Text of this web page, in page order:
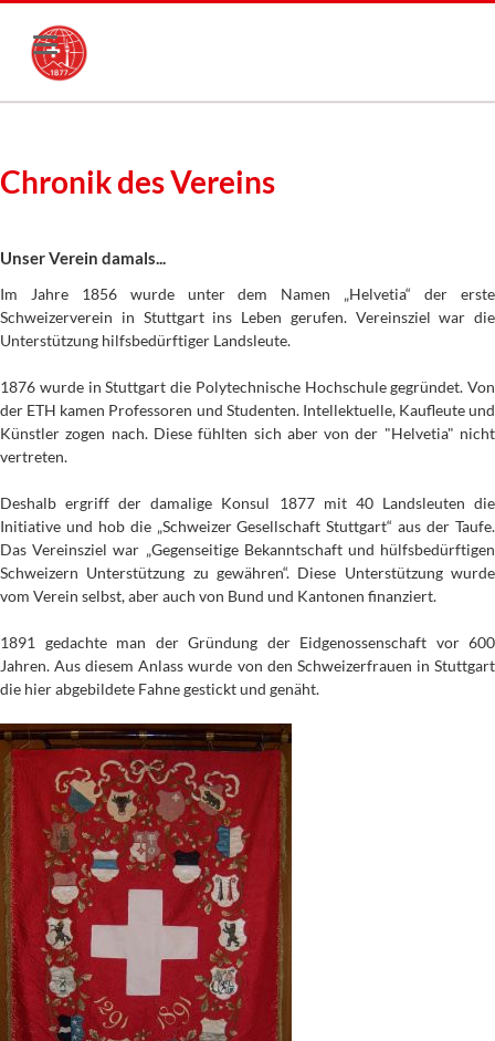
Chronik des Vereins
Unser Verein damals...
Im Jahre 1856 wurde unter dem Namen „Helvetia“ der erste
Schweizerverein in Stuttgart ins Leben gerufen. Vereinsziel war die
Unterstützung hilfsbedürftiger Landsleute.
1876 wurde in Stuttgart die Polytechnische Hochschule gegründet. Von
der ETH kamen Professoren und Studenten. Intellektuelle, Kaufleute und
Künstler zogen nach. Diese fühlten sich aber von der "Helvetia" nicht
vertreten.
Deshalb ergriff der damalige Konsul 1877 mit 40 Landsleuten die
Initiative und hob die „Schweizer Gesellschaft Stuttgart“ aus der Taufe.
Das Vereinsziel war „Gegenseitige Bekanntschaft und hülfsbedürftigen
Schweizern Unterstützung zu gewähren“. Diese Unterstützung wurde
vom Verein selbst, aber auch von Bund und Kantonen finanziert.
1891 gedachte man der Gründung der Eidgenossenschaft vor 600
Jahren. Aus diesem Anlass wurde von den Schweizerfrauen in Stuttgart
die hier abgebildete Fahne gestickt und genäht.